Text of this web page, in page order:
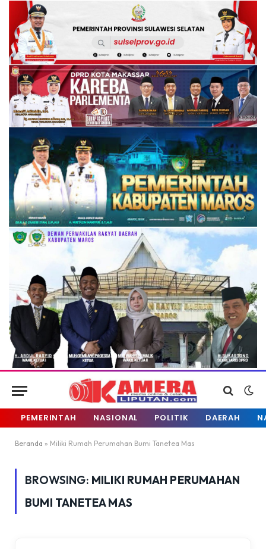
PEMERINTAH NASIONAL POLITIK DAERAH
Beranda » Miliki Rumah Perumahan Bumi Tanetea Mas
BROWSING: MILIKI RUMAH PERUMAHAN
BUMI TANETEA MAS